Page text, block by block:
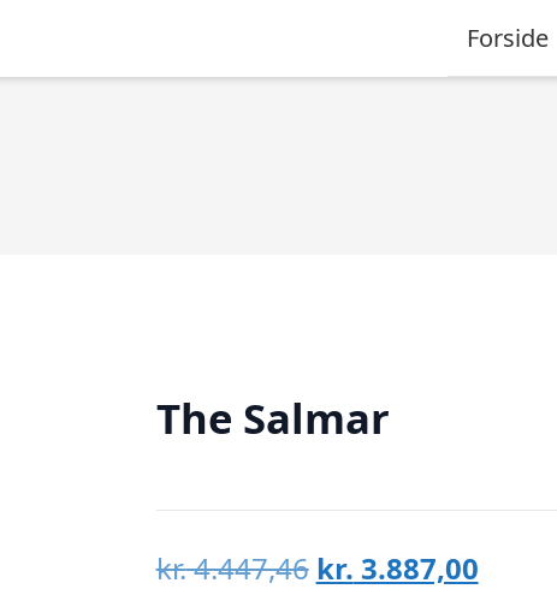
Forside
The Salmar
kr.4.447,46 Den
kr. 3.887,00Den